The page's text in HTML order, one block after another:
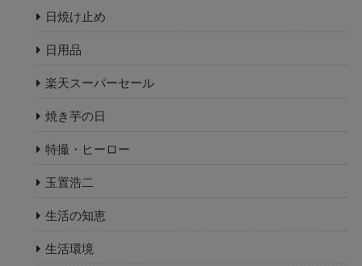
日焼け止め
日用品
楽天スーパーセール
焼き芋の日
特撮・ヒーロー
玉置浩二
生活の知恵
生活環境